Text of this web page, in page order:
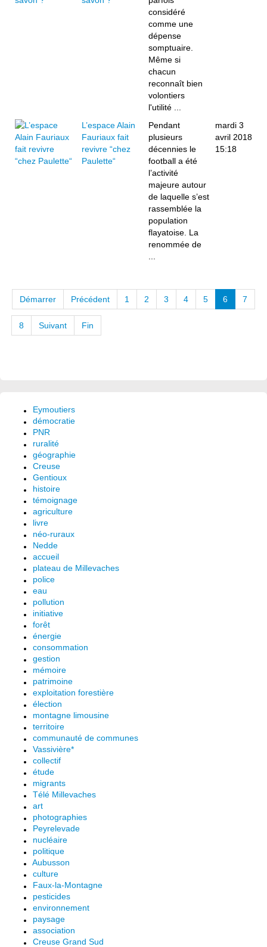
considéré
comme une
dépense
somptuaire.
Même si
chacun
reconnaît bien
volontiers
l'utilité ...
L’espace Alain
Fauriaux fait
revivre “chez
Paulette“
Pendant
plusieurs
décennies le
football a été
l’activité
majeure autour
de laquelle s’est
rassemblée la
population
flayatoise. La
renommée de
mardi 3
avril 2018
15:18
Démarrer Précédent 1 2 3 4 5 6 7
8 Suivant Fin
Eymoutiers
démocratie
PNR
ruralité
géographie
Creuse
Gentioux
histoire
témoignage
agriculture
livre
néo-ruraux
Nedde
accueil
plateau de Millevaches
police
eau
pollution
initiative
forêt
énergie
consommation
gestion
mémoire
patrimoine
exploitation forestière
élection
montagne limousine
territoire
communauté de communes
Vassivière*
collectif
étude
migrants
Télé Millevaches
art
photographies
Peyrelevade
nucléaire
politique
Aubusson
culture
Faux-la-Montagne
pesticides
environnement
paysage
association
Creuse Grand Sud